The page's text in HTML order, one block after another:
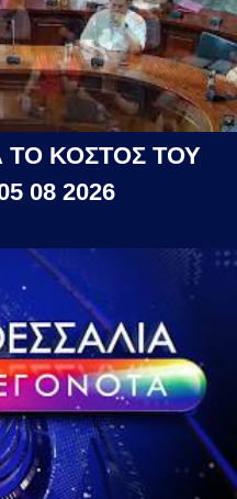
ΤΟ ΚΟΣΤΟΣ ΤΟΥ
08 2026